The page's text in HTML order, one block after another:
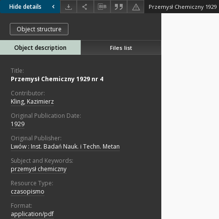
Hide details Przemysł Chemiczny 1929
Object structure
Object description Files list
Title:
Przemysł Chemiczny 1929 nr 4
Contributor:
Kling, Kazimierz
Original Publication Date:
1929
Original Publisher:
Lwów : Inst. Badań Nauk. i Techn. Metan
Subject and Keywords:
przemysł chemiczny
Resource Type:
czasopismo
Format:
application/pdf